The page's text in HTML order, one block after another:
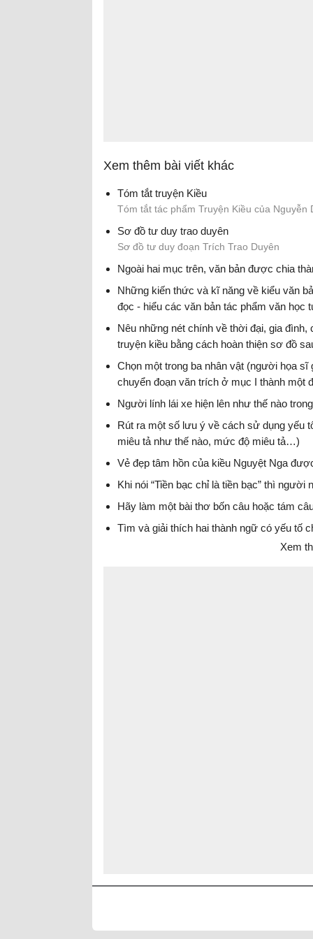
Xem thêm bài viết khác
Tóm tắt truyện Kiều
Tóm tắt tác phẩm Truyện Kiều của Nguyễn
Sơ đồ tư duy trao duyên
Sơ đồ tư duy đoạn Trích Trao Duyên
Ngoài hai mục trên, văn bản được chia
Những kiến thức và kĩ năng về kiểu văn
đọc - hiểu các văn bản tác phẩm văn
Nêu những nét chính về thời đại, gia
truyện kiều bằng cách hoàn thiện sơ đồ
Chọn một trong ba nhân vật (người họa
chuyển đoạn văn trích ở mục I thành một
hợp với người thứ nhất.
Người lính lái xe hiện lên như thế nào
Rút ra một số lưu ý về cách sử dụng yếu
miêu tả như thế nào, mức độ miêu tả…)
Vẻ đẹp tâm hồn của kiều Nguyệt Nga
Khi nói “Tiền bạc chỉ là tiền bạc” thì
Hãy làm một bài thơ bốn câu hoặc tám
Tìm và giải thích hai thành ngữ có yếu tố
Xem